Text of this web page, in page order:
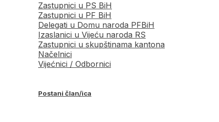
Zastupnici u PS BiH
Zastupnici u PF BiH
Delegati u Domu naroda PFBiH
Izaslanici u Vijeću naroda RS
Zastupnici u skupštinama kantona
Načelnici
Vijećnici / Odbornici
Postani član/ica